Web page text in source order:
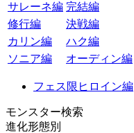
サレーネ編 完結編
修行編
決戦編
カリン編
ハク編
ソニア編
オーディン編
フェス限ヒロイン編
モンスター検索
進化形態別